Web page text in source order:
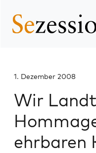
1. Dezember 2008
Wir
ehrbaren